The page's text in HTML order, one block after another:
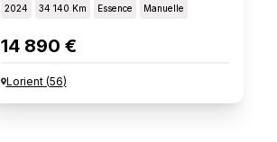
2024 34 140 Km Essence Manuelle
14 890 €
Lorient(56)